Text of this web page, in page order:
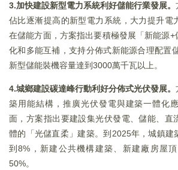
3.加快建設新型電力系統利好儲能行業發展。
佔比逐漸提高的新型電力系統，大力提升電
在儲能方面，方案指出要積極發展「新能源+
化和多能互補，支持分佈式新能源合理配置
新型儲能裝機容量達到3000萬千瓦以上。
4.城鄉建設碳達峰行動利好分佈式光伏發展。
築用能結構，推廣光伏發電與建築一體化
面，方案指出要建設集光伏發電、儲能、直
體的「光儲直柔」建築。到2025年，城鎮建
到8%，新建公共機構建築、新建廠房屋
50%。